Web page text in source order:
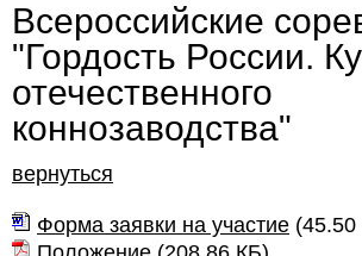
Всероссийские
"Гордость России.
отечественного
коннозаводства"
вернуться
Форма заявки на участие (45.50